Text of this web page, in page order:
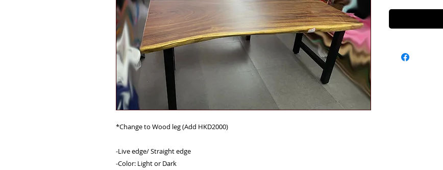
*Change to Wood leg (Add HKD2000)
-Live edge/ Straight edge
-Color: Light or Dark